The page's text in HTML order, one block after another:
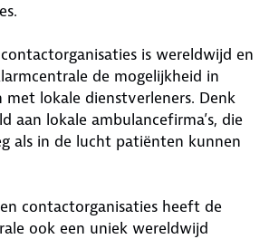
is wereldwijd en
de mogelijkheid in
lokale dienstverleners. Denk
aan lokale ambulancefirma’s, die
als in de lucht patiënten kunnen
contactorganisaties heeft de
ook een uniek wereldwijd